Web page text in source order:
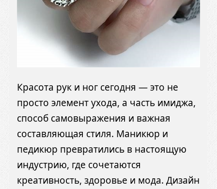
Красота рук и ног сегодня — это не
просто элемент ухода, а часть имиджа,
способ самовыражения и важная
составляющая стиля. Маникюр и
педикюр превратились в настоящую
индустрию, где сочетаются
креативность, здоровье и мода. Дизайн